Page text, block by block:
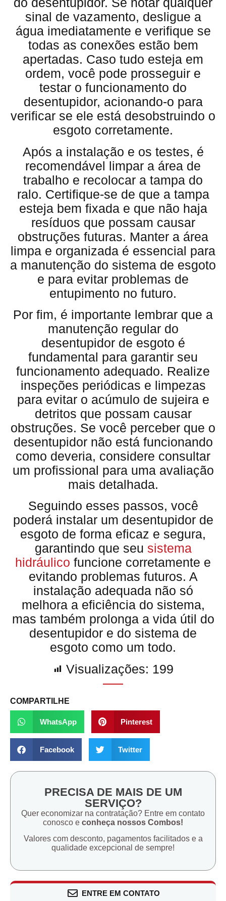
sinal de vazamento, desligue a
água imediatamente e verifique se
todas as conexões estão bem
apertadas. Caso tudo esteja em
ordem, você pode prosseguir e
testar o funcionamento do
desentupidor, acionando-o para
verificar se ele está desobstruindo o
esgoto corretamente.
Após a instalação e os testes, é
recomendável limpar a área de
trabalho e recolocar a tampa do
ralo. Certifique-se de que a tampa
esteja bem fixada e que não haja
resíduos que possam causar
obstruções futuras. Manter a área
limpa e organizada é essencial para
a manutenção do sistema de esgoto
e para evitar problemas de
entupimento no futuro.
Por fim, é importante lembrar que a
manutenção regular do
desentupidor de esgoto é
fundamental para garantir seu
funcionamento adequado. Realize
inspeções periódicas e limpezas
para evitar o acúmulo de sujeira e
detritos que possam causar
obstruções. Se você perceber que o
desentupidor não está funcionando
como deveria, considere consultar
um profissional para uma avaliação
mais detalhada.
Seguindo esses passos, você
poderá instalar um desentupidor de
esgoto de forma eficaz e segura,
garantindo que seu sistema
hidráulico funcione corretamente e
evitando problemas futuros. A
instalação adequada não só
melhora a eficiência do sistema,
mas também prolonga a vida útil do
desentupidor e do sistema de
esgoto como um todo.
Visualizações: 199
COMPARTILHE
WhatsApp Pinterest
Facebook Twitter
PRECISA DE MAIS DE UM
SERVIÇO?
Quer economizar na contratação? Entre em contato
conosco e conheça nossos Combos!
Valores com desconto, pagamentos facilitados e a
qualidade excepcional de sempre!
ENTRE EM CONTATO